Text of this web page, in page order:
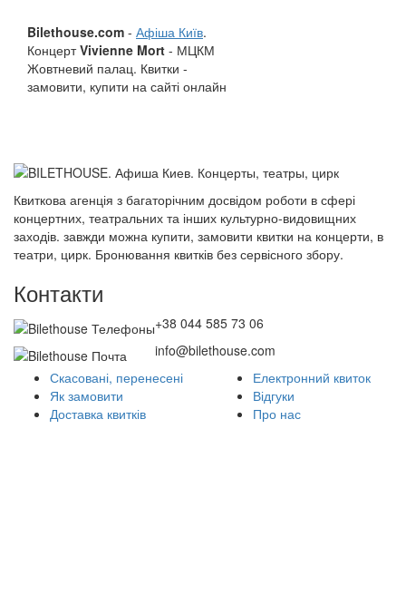
Bilethouse.com - Афіша Київ.
КонцертVivienne Mort - МЦКМ
Жовтневий палац. Квитки -
замовити, купити на сайті онлайн
Квиткова агенція з багаторічним досвідом роботи в сфері
концертних, театральних та інших культурно-видовищних
заходів. завжди можна купити, замовити квитки на концерти, в
театри, цирк. Бронювання квитків без сервісного збору.
Контакти
+38 044 585 73 06
info@bilethouse.com
Скасовані, перенесені
Як замовити
Доставка квитків
Електронний квиток
Відгуки
Про нас